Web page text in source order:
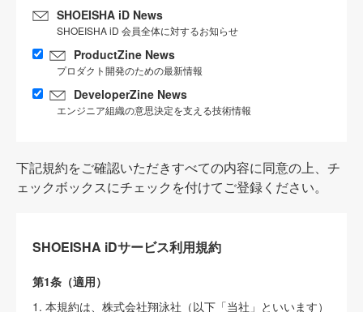
SHOEISHA iD News
SHOEISHA iD 会員全体に対するお知らせ
ProductZine News
プロダクト開発のための最新情報
DeveloperZine News
エンジニア組織の意思決定を支える技術情報
下記規約をご確認いただきすべての内容に同意の上、チ
ェックボックスにチェックを付けてご登録ください。
SHOEISHA iDサービス利用規約
第1条（適用）
1. 本規約は、株式会社翔泳社（以下「当社」といいます）